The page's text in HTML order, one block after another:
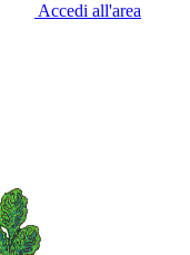
Accedi all'area